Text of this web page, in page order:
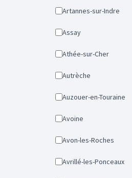
Artannes-sur-Indre
Assay
Athée-sur-Cher
Autrèche
Auzouer-en-Touraine
Avoine
Avon-les-Roches
Avrillé-les-Ponceaux